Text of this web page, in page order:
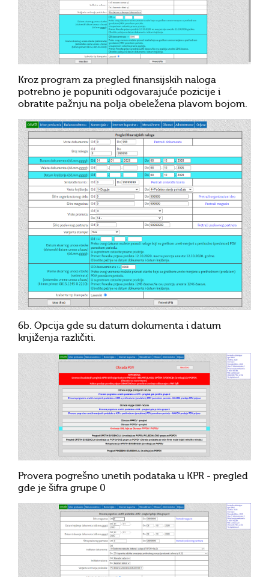
Kroz program za pregled finansijskih naloga
potrebno je popuniti odgovarajuće pozicije i
obratite pažnju na polja obeležena plavom bojom.
6b. Opcija gde su datum dokumenta i datum
knjiženja različiti.
Provera pogrešno unetih podataka u KPR - pregled
gde je šifra grupe 0